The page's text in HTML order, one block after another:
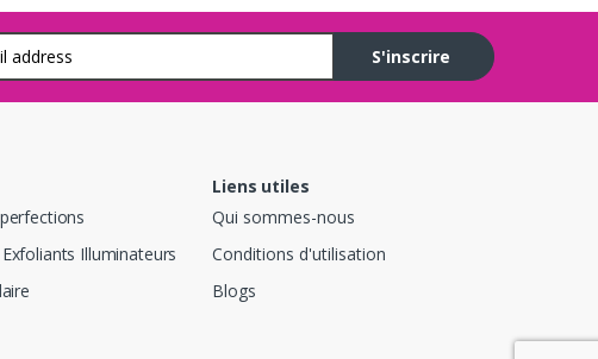
mail
S'inscrire
Illuminateurs
Liens utiles
Qui sommes-nous
Conditions d'utilisation
Blogs